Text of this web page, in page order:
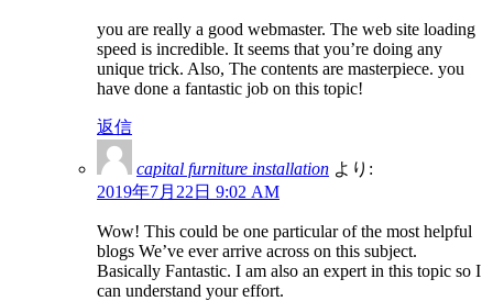
you are really a good webmaster. The web site loading
speed is incredible. It seems that you’re doing any
unique trick. Also, The contents are masterpiece. you
have done a fantastic job on this topic!
返信
capital furniture installation より:
2019年7月22日 9:02 AM
Wow! This could be one particular of the most helpful
blogs We’ve ever arrive across on this subject.
Basically Fantastic. I am also an expert in this topic so I
can understand your effort.